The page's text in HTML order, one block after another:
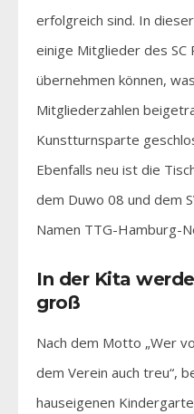
erfolgreich sind. In
einige Mitglieder des SC
übernehmen können,
Mitgliederzahlen
Kunstturnsparte
Ebenfalls neu ist die
dem Duwo 08 und dem
Namen TTG-Hamburg-
In der Kita
groß
Nach dem Motto „Wer
dem Verein auch treu“,
hauseigenen